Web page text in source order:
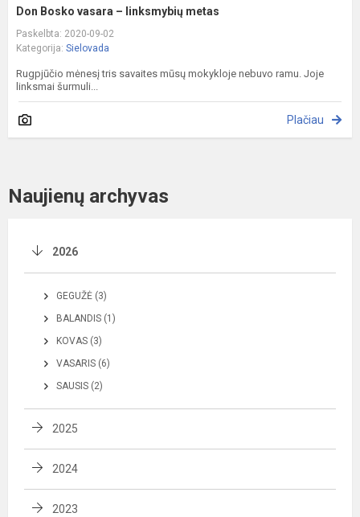
Don Bosko vasara – linksmybių metas
Paskelbta: 2020-09-02
Kategorija: Sielovada
Rugpjūčio mėnesį tris savaites mūsų mokykloje nebuvo ramu. Joje
linksmai šurmuli...
Plačiau
Naujienų archyvas
2026
GEGUŽĖ (3)
BALANDIS (1)
KOVAS (3)
VASARIS (6)
SAUSIS (2)
2025
2024
2023